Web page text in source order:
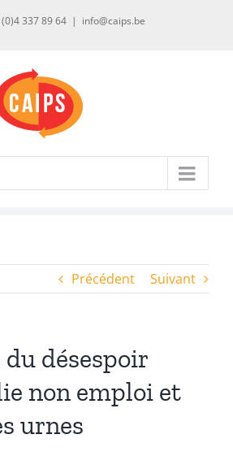
337 89 64 | info@caips.be
Précédent Suivant
désespoir
non emploi et
urnes